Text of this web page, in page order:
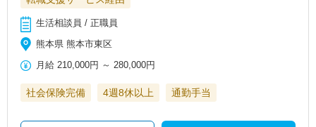
生活相談員 / 正職員
熊本県 熊本市東区
月給 210,000円 ～ 280,000円
社会保険完備 4週8休以上 通勤手当